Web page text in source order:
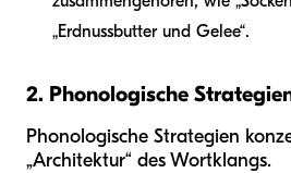
„Erdnussbutter und Gelee“.
2. Phonologische
Phonologische Strategien
„Architektur“ des Wortklangs.